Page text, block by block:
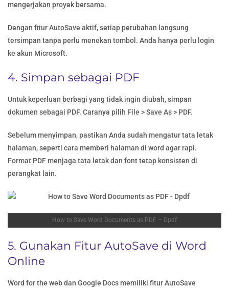
mengerjakan proyek bersama.
Dengan fitur AutoSave aktif, setiap perubahan langsung
tersimpan tanpa perlu menekan tombol. Anda hanya perlu login
ke akun Microsoft.
4. Simpan sebagai PDF
Untuk keperluan berbagi yang tidak ingin diubah, simpan
dokumen sebagai PDF. Caranya pilih File > Save As > PDF.
Sebelum menyimpan, pastikan Anda sudah mengatur tata letak
halaman, seperti cara memberi halaman di word agar rapi.
Format PDF menjaga tata letak dan font tetap konsisten di
perangkat lain.
How to Save Word Documents as PDF – Dpdf
5. Gunakan Fitur AutoSave di Word
Online
Word for the web dan Google Docs memiliki fitur AutoSave